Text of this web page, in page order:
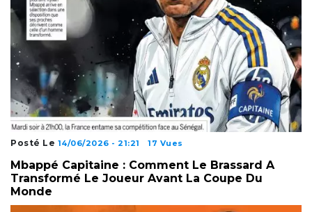
Posté Le 14/06/2026 - 21:21 17 Vues
Mbappé Capitaine : Comment Le Brassard A
Transformé Le Joueur Avant La Coupe Du
Monde